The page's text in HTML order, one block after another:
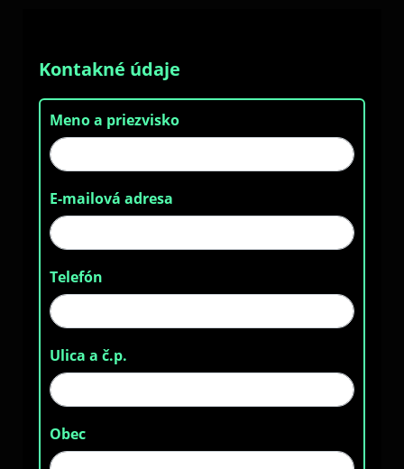
Kontakné údaje
Meno a priezvisko
E-mailová adresa
Telefón
Ulica a č.p.
Obec